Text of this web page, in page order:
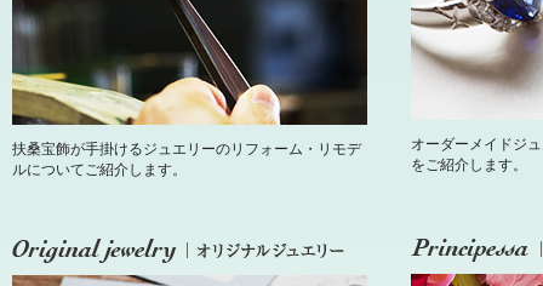
扶桑宝飾が手掛けるジュエリーのリフォーム・リモデ
ルについてご紹介します。
オーダーメイドジ
をご紹介します。